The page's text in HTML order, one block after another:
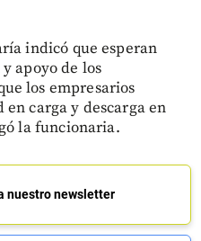
indicó que esperan
apoyo de los
los empresarios
carga y descarga en
la funcionaria.
nuestro newsletter